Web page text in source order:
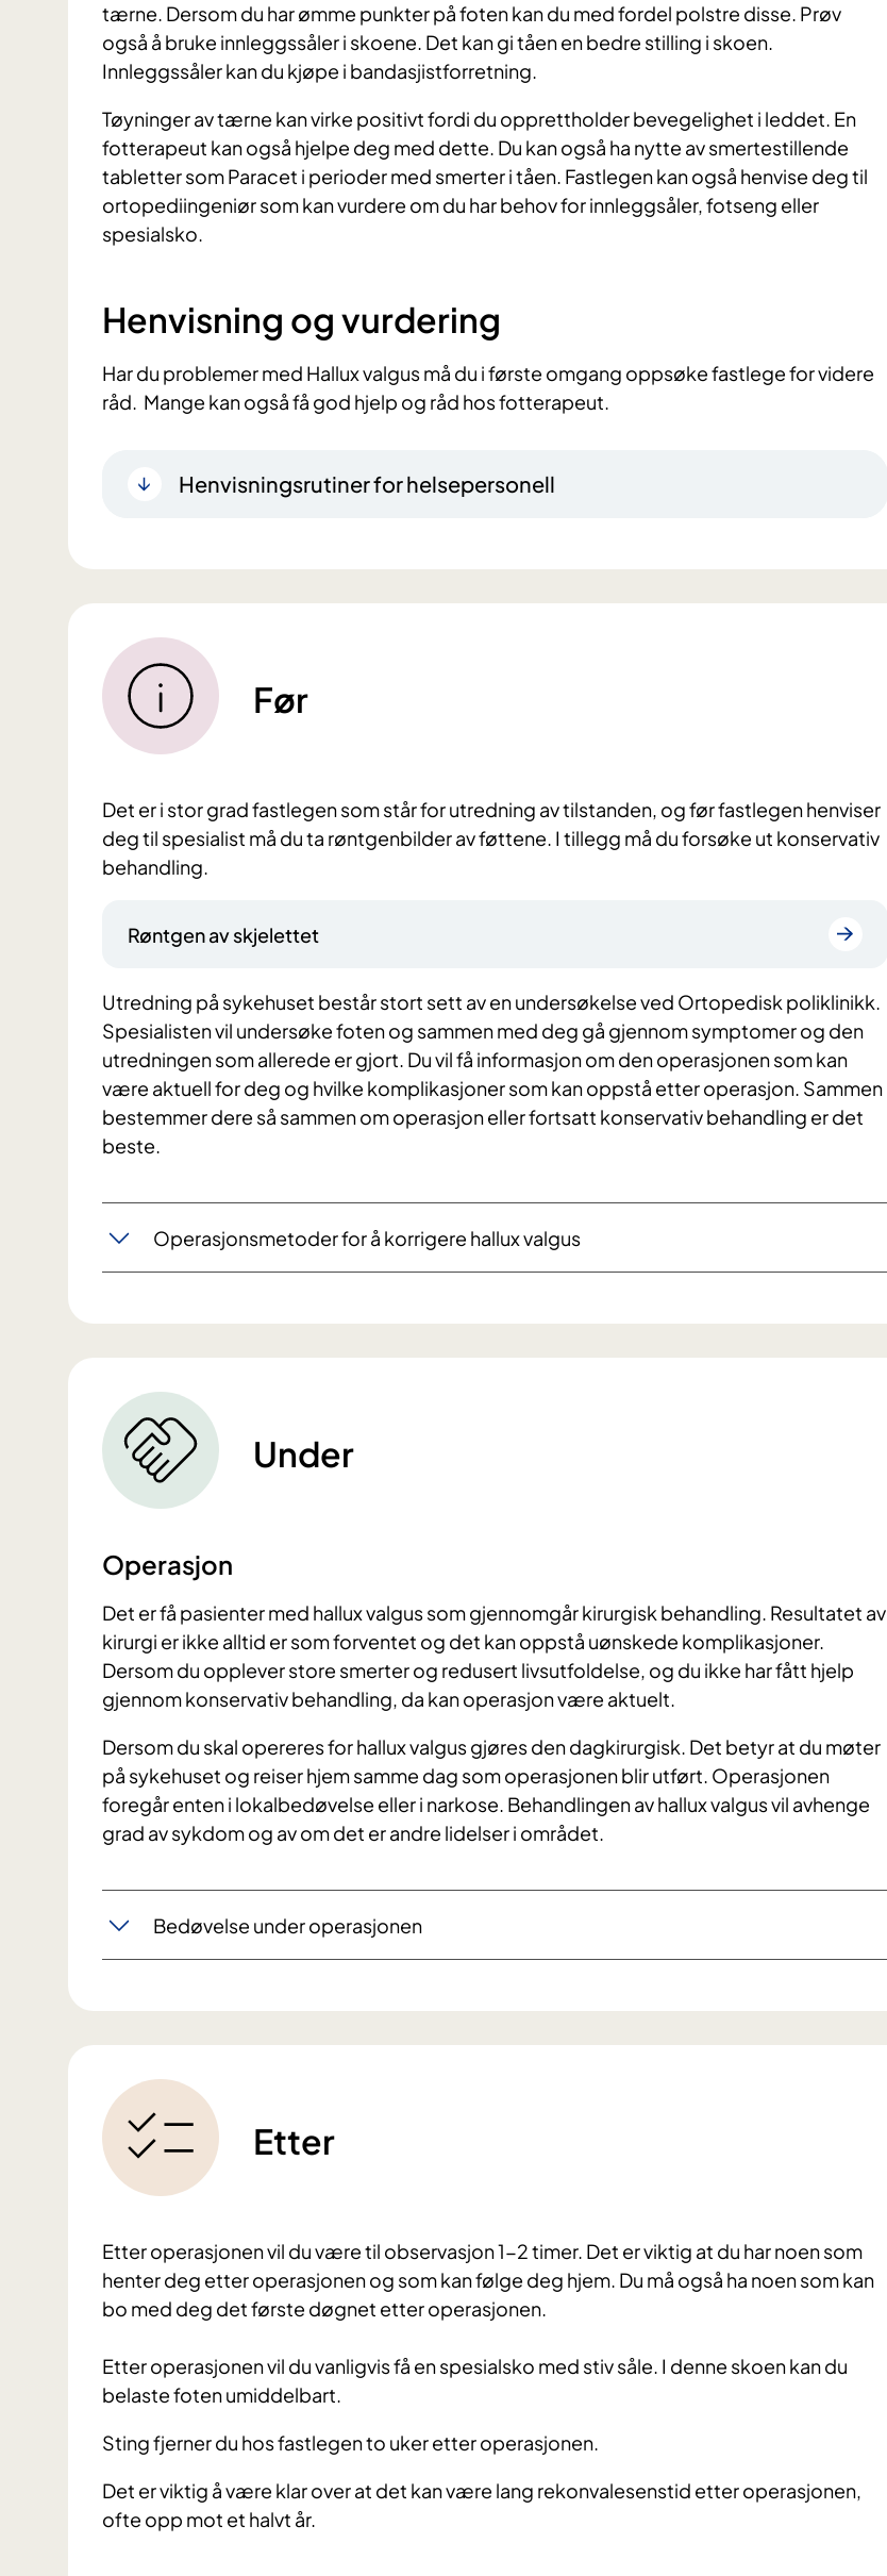
tærne. Dersom du har ømme punkter på foten kan du med fordel polstre disse. Prøv
også å bruke innleggssåler i skoene. Det kan gi tåen en bedre stilling i skoen.
Innleggssåler kan du kjøpe i bandasjistforretning.
Tøyninger av tærne kan virke positivt fordi du opprettholder bevegelighet i leddet. En
fotterapeut kan også hjelpe deg med dette. Du kan også ha nytte av smertestillende
tabletter som Paracet i perioder med smerter i tåen. Fastlegen kan også henvise deg til
ortopediingeniør som kan vurdere om du har behov for innleggsåler, fotseng eller
spesialsko.
Henvisning og vurdering
Har du problemer med Hallux valgus må du i første omgang oppsøke fastlege for videre
råd. Mange kan også få god hjelp og råd hos fotterapeut.
Henvisningsrutiner for helsepersonell
Før
Det er i stor grad fastlegen som står for utredning av tilstanden, og før fastlegen henviser
deg til spesialist må du ta røntgenbilder av føttene. I tillegg må du forsøke ut konservativ
behandling.
Røntgen av skjelettet
Utredning på sykehuset består stort sett av en undersøkelse ved Ortopedisk poliklinikk.
Spesialisten vil undersøke foten og sammen med deg gå gjennom symptomer og den
utredningen som allerede er gjort. Du vil få informasjon om den operasjonen som kan
være aktuell for deg og hvilke komplikasjoner som kan oppstå etter operasjon. Sammen
bestemmer dere så sammen om operasjon eller fortsatt konservativ behandling er det
beste.
Operasjonsmetoder for å korrigere hallux valgus
Under
Operasjon
Det er få pasienter med hallux valgus som gjennomgår kirurgisk behandling. Resultatet av
kirurgi er ikke alltid er som forventet og det kan oppstå uønskede komplikasjoner.
Dersom du opplever store smerter og redusert livsutfoldelse, og du ikke har fått hjelp
gjennom konservativ behandling, da kan operasjon være aktuelt.
Dersom du skal opereres for hallux valgus gjøres den dagkirurgisk. Det betyr at du møter
på sykehuset og reiser hjem samme dag som operasjonen blir utført. Operasjonen
foregår enten i lokalbedøvelse eller i narkose. Behandlingen av hallux valgus vil avhenge
grad av sykdom og av om det er andre lidelser i området.
Bedøvelse under operasjonen
Etter
Etter operasjonen vil du være til observasjon 1-2 timer. Det er viktig at du har noen som
henter deg etter operasjonen og som kan følge deg hjem. Du må også ha noen som kan
bo med deg det første døgnet etter operasjonen.
Etter operasjonen vil du vanligvis få en spesialsko med stiv såle. I denne skoen kan du
belaste foten umiddelbart.
Sting fjerner du hos fastlegen to uker etter operasjonen.
Det er viktig å være klar over at det kan være lang rekonvalesenstid etter operasjonen,
ofte opp mot et halvt år.